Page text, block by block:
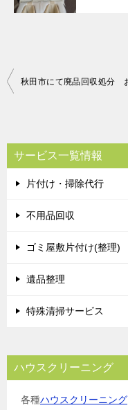
投
ビ
ゲ
ー
シ
サービス一覧情報
片付け・掃除代行
不用品回収
ゴミ屋敷片付け(整理)
遺品整理
特殊清掃サービス
ハウスクリーニング
各種ハウスクリーニング